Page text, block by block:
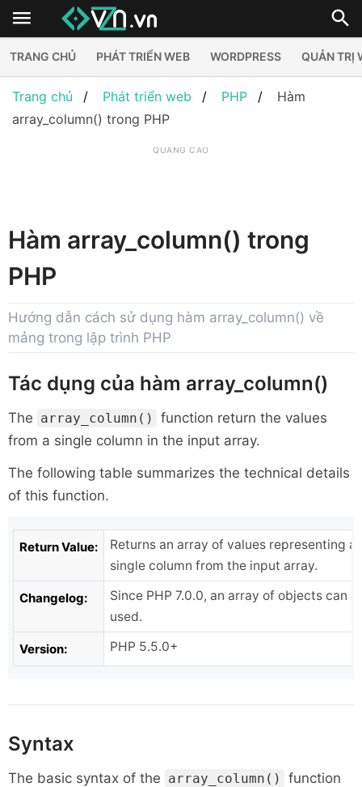
TRANG CHỦ PHÁT TRIỂN WEB WORDPRESS QUẢN TRỊ
Trang chủ Phát triển web PHP
Hàm
array_column() trong PHP
QUẢNG CÁO
Hàm array_column() trong
PHP
Hướng dẫn cách sử dụng hàm array_column() về
mảng trong lập trình PHP
Tác dụng của hàm array_column()
The array_column()
function return the values
from a single column in the input array.
The following table summarizes the technical details
of this function.
Return Value:
Returns an array of values representing a
single column from the input array.
Changelog:
Since PHP 7.0.0, an array of objects can
used.
Version: PHP 5.5.0+
Syntax
The basic syntax of the array_column()
function